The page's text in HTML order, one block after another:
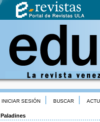
INICIAR SESIÓN BUSCAR
Paladines